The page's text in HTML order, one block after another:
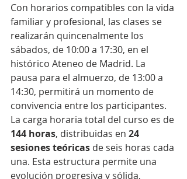
Con horarios compatibles con la vida
familiar y profesional, las clases se
realizarán quincenalmente los
sábados, de 10:00 a 17:30, en el
histórico Ateneo de Madrid. La
pausa para el almuerzo, de 13:00 a
14:30, permitirá un momento de
convivencia entre los participantes.
La carga horaria total del curso es de
144 horas, distribuidas en 24
sesiones teóricas de seis horas cada
una. Esta estructura permite una
evolución progresiva y sólida,